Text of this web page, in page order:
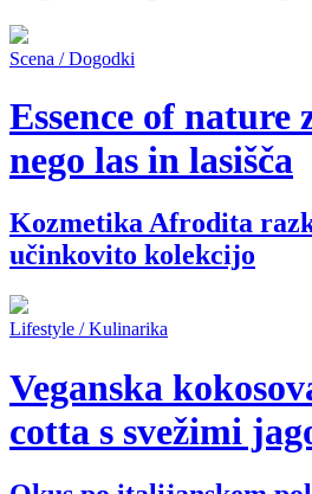
Scena / Dogodki
Essence of nature
nego las in lasišča
Kozmetika Afrodita
učinkovito kolekcijo
Lifestyle / Kulinarika
Veganska
cotta s svežimi